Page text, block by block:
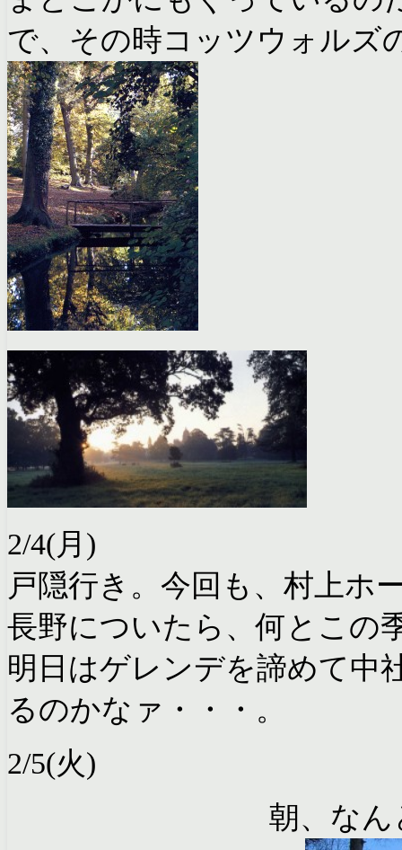
で、その時コッツウォルズ
2/4(月)
戸隠行き。今回も、村上ホ
長野についたら、何とこの
明日はゲレンデを諦めて中
るのかなァ・・・。
2/5(火)
朝、な